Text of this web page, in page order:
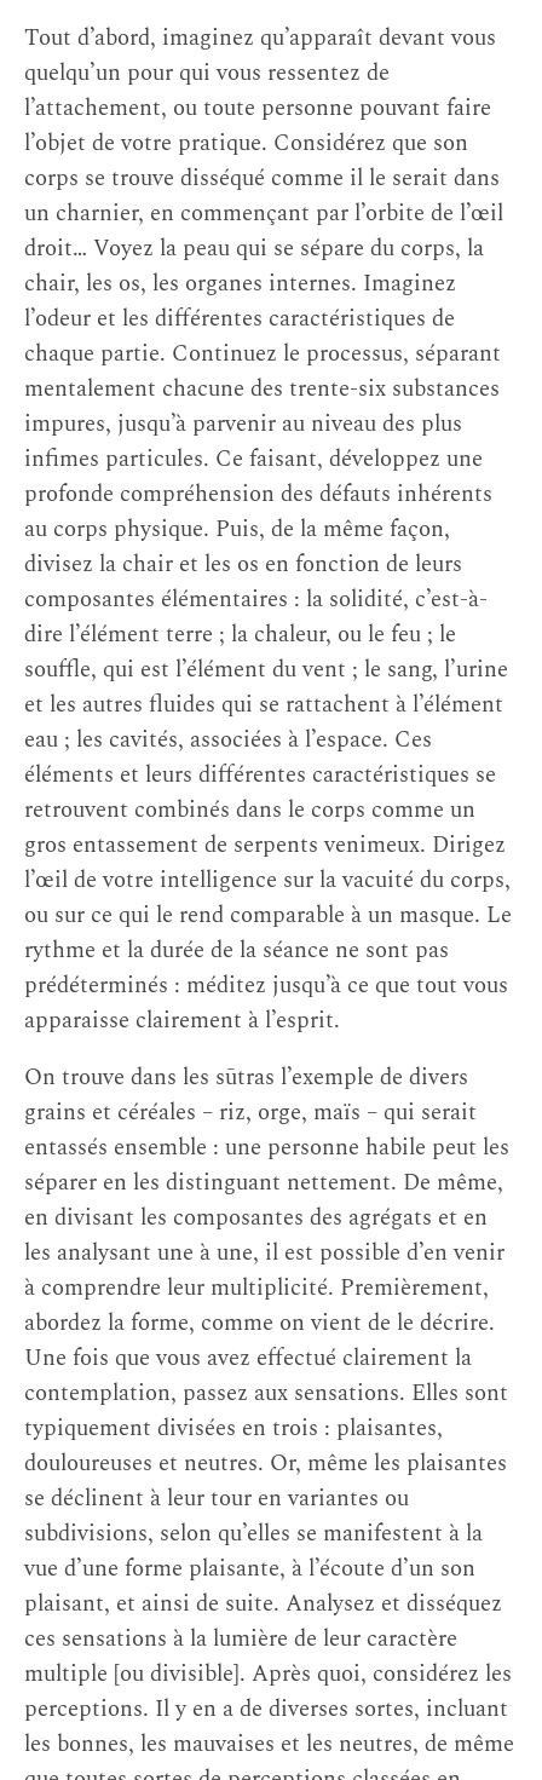
Tout d’abord, imaginez qu’apparaît devant vous
quelqu’un pour qui vous ressentez de
l’attachement, ou toute personne pouvant faire
l’objet de votre pratique. Considérez que son
corps se trouve disséqué comme il le serait dans
un charnier, en commençant par l’orbite de l’œil
droit… Voyez la peau qui se sépare du corps, la
chair, les os, les organes internes. Imaginez
l’odeur et les différentes caractéristiques de
chaque partie. Continuez le processus, séparant
mentalement chacune des trente-six substances
impures, jusqu’à parvenir au niveau des plus
infimes particules. Ce faisant, développez une
profonde compréhension des défauts inhérents
au corps physique. Puis, de la même façon,
divisez la chair et les os en fonction de leurs
composantes élémentaires : la solidité, c’est-à-
dire l’élément terre ; la chaleur, ou le feu ; le
souffle, qui est l’élément du vent ; le sang, l’urine
et les autres fluides qui se rattachent à l’élément
eau ; les cavités, associées à l’espace. Ces
éléments et leurs différentes caractéristiques se
retrouvent combinés dans le corps comme un
gros entassement de serpents venimeux. Dirigez
l’œil de votre intelligence sur la vacuité du corps,
ou sur ce qui le rend comparable à un masque. Le
rythme et la durée de la séance ne sont pas
prédéterminés : méditez jusqu’à ce que tout vous
apparaisse clairement à l’esprit.
On trouve dans les sūtras l’exemple de divers
grains et céréales – riz, orge, maïs – qui serait
entassés ensemble : une personne habile peut les
séparer en les distinguant nettement. De même,
en divisant les composantes des agrégats et en
les analysant une à une, il est possible d’en venir
à comprendre leur multiplicité. Premièrement,
abordez la forme, comme on vient de le décrire.
Une fois que vous avez effectué clairement la
contemplation, passez aux sensations. Elles sont
typiquement divisées en trois : plaisantes,
douloureuses et neutres. Or, même les plaisantes
se déclinent à leur tour en variantes ou
subdivisions, selon qu’elles se manifestent à la
vue d’une forme plaisante, à l’écoute d’un son
plaisant, et ainsi de suite. Analysez et disséquez
ces sensations à la lumière de leur caractère
multiple [ou divisible]. Après quoi, considérez les
perceptions. Il y en a de diverses sortes, incluant
les bonnes, les mauvaises et les neutres, de même